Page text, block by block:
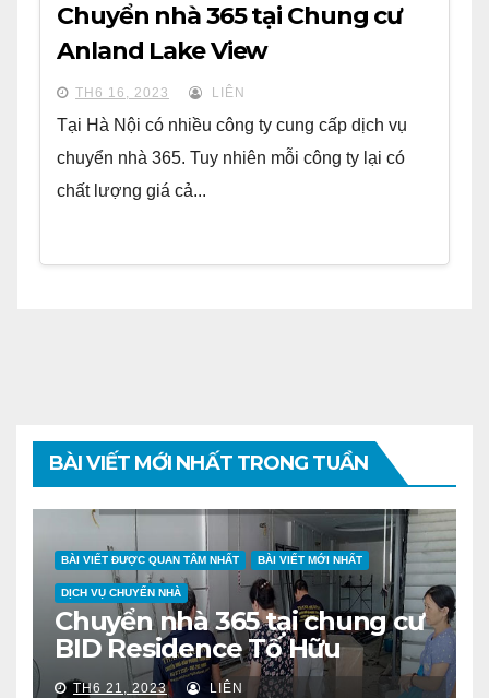
Chuyển nhà 365 tại Chung cư
Anland Lake View
TH6 16, 2023 LIÊN
Tại Hà Nội có nhiều công ty cung cấp dịch vụ
chuyển nhà 365. Tuy nhiên mỗi công ty lại có
chất lượng giá cả...
BÀI VIẾT MỚI NHẤT TRONG TUẦN
BÀI VIẾT ĐƯỢC QUAN TÂM NHẤT BÀI VIẾT MỚI NHẤT
DỊCH VỤ CHUYỂN NHÀ
Chuyển nhà 365 tại chung cư
BID Residence Tố Hữu
TH6 21, 2023 LIÊN